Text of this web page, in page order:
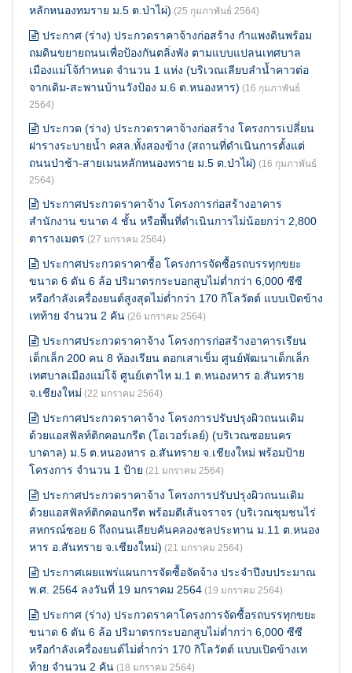
หลักหนองทมราย ม.5 ต.ป่าไผ่) (25 กุมภาพันธ์ 2564)
ประกาศ (ร่าง) ประกวดราคาจ้างก่อสร้าง กำแพงดินพร้อม
ถมดินขยายถนนเพื่อป้องกันตลิ่งพัง ตามแบบแปลนเทศบาล
เมืองแม่โจ้กำหนด จำนวน 1 แห่ง (บริเวณเลียบลำน้ำคาวต่อ
จากเดิม-สะพานบ้านวังป้อง ม.6 ต.หนองหาร) (16 กุมภาพันธ์
2564)
ประกวด (ร่าง) ประกวดราคาจ้างก่อสร้าง โครงการเปลี่ยน
ฝารางระบายน้ำ คสล.ทั้งสองข้าง (สถานที่ดำเนินการตั้งแต่
ถนนป่าช้า-สายเมนหลักหนองทราย ม.5 ต.ป่าไผ่) (16 กุมภาพันธ์
2564)
ประกาศประกวดราคาจ้าง โครงการก่อสร้างอาคาร
สำนักงาน ขนาด 4 ชั้น หรือพื้นที่ดำเนินการไม่น้อยกว่า 2,800
ตารางเมตร (27 มกราคม 2564)
ประกาศประกวดราคาซื้อ โครงการจัดซื้อรถบรรทุกขยะ
ขนาด 6 ตัน 6 ล้อ ปริมาตรกระบอกสูบไม่ต่ำกว่า 6,000 ซีซี
หรือกำลังเครื่องยนต์สูงสุดไม่ต่ำกว่า 170 กิโลวัตต์ แบบเปิดข้าง
เทท้าย จำนวน 2 คัน (26 มกราคม 2564)
ประกาศประกวดราคาจ้าง โครงการก่อสร้างอาคารเรียน
เด็กเล็ก 200 คน 8 ห้องเรียน ตอกเสาเข็ม ศูนย์พัฒนาเด็กเล็ก
เทศบาลเมืองแม่โจ้ ศูนย์เตาไห ม.1 ต.หนองหาร อ.สันทราย
จ.เชียงใหม่ (22 มกราคม 2564)
ประกาศประกวดราคาจ้าง โครงการปรับปรุงผิวถนนเดิม
ด้วยแอสฟัลท์ติกคอนกรีต (โอเวอร์เลย์) (บริเวณซอยนคร
บาดาล) ม.5 ต.หนองหาร อ.สันทราย จ.เชียงใหม่ พร้อมป้าย
โครงการ จำนวน 1 ป้าย (21 มกราคม 2564)
ประกาศประกวดราคาจ้าง โครงการปรับปรุงผิวถนนเดิม
ด้วยแอสฟัลท์ติกคอนกรีต พร้อมตีเส้นจราจร (บริเวณชุมชนไร่
สหกรณ์ซอย 6 ถึงถนนเลียบคันคลองชลประทาน ม.11 ต.หนอง
หาร อ.สันทราย จ.เชียงใหม่) (21 มกราคม 2564)
ประกาศเผยแพร่แผนการจัดซื้อจัดจ้าง ประจำปีงบประมาณ
พ.ศ. 2564 ลงวันที่ 19 มกราคม 2564 (19 มกราคม 2564)
ประกาศ (ร่าง) ประกวดราคาโครงการจัดซื้อรถบรรทุกขยะ
ขนาด 6 ตัน 6 ล้อ ปริมาตรกระบอกสูบไม่ต่ำกว่า 6,000 ซีซี
หรือกำลังเครื่องยนต์ไม่ต่ำกว่า 170 กิโลวัตต์ แบบเปิดข้างเท
ท้าย จำนวน 2 คัน (18 มกราคม 2564)